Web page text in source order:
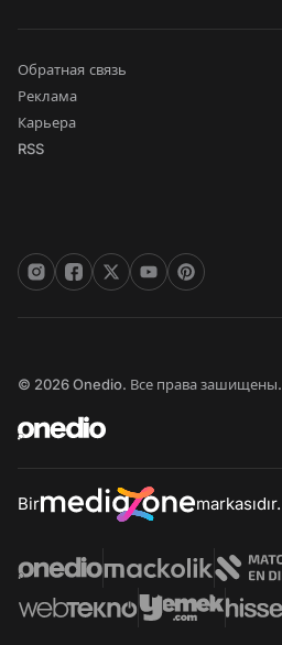
Обратная связь
Реклама
Карьера
RSS
© 2026 Onedio. Все права зашищены.
Bir markasıdır.